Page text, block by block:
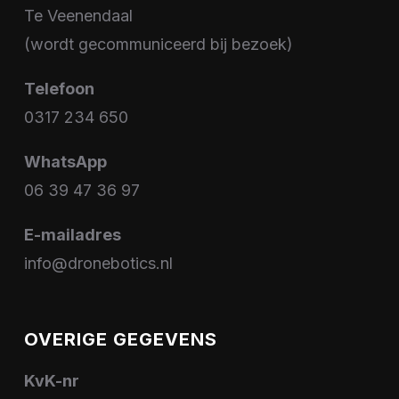
Te Veenendaal
(wordt gecommuniceerd bij bezoek)
Telefoon
0317 234 650
WhatsApp
06 39 47 36 97
E-mailadres
info@dronebotics.nl
OVERIGE GEGEVENS
KvK-nr